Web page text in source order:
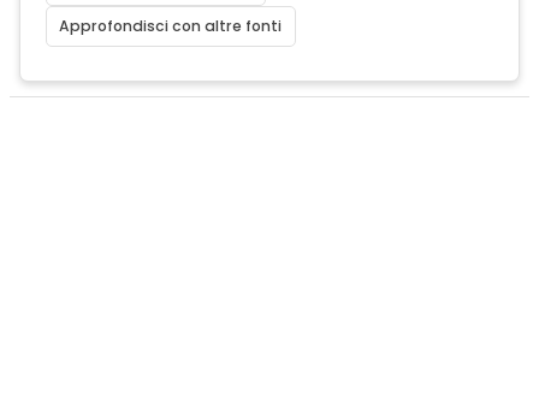
Approfondisci con altre fonti